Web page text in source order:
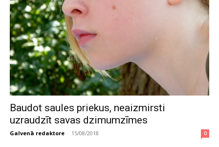
Baudot saules priekus, neaizmirsti
uzraudzīt savas dzimumzīmes
Galvenā redaktore - 15/08/2018 0